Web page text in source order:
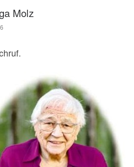
Molz